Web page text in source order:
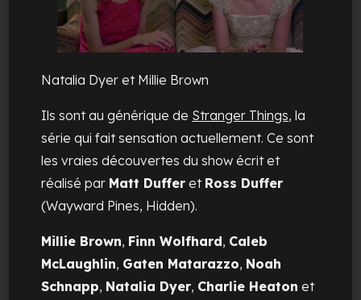
Natalia Dyer et Millie Brown
Ils sont au générique de Stranger Things, la
série qui fait sensation actuellement. Ce sont
les vraies découvertes du show écrit et
réalisé par Matt Duffer et Ross Duffer
(Wayward Pines, Hidden).
Millie Brown, Finn Wolfhard, Caleb
McLaughlin, Gaten Matarazzo, Noah
Schnapp, Natalia Dyer, Charlie Heaton et